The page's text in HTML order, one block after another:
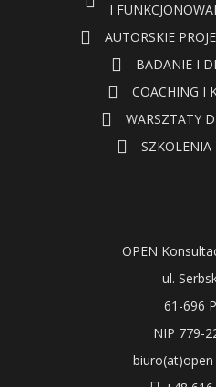
I
AUTORSKIE
BADANIE I
COACHING I
WARSZTATY
OPEN
ul.
61-696
NIP 779-